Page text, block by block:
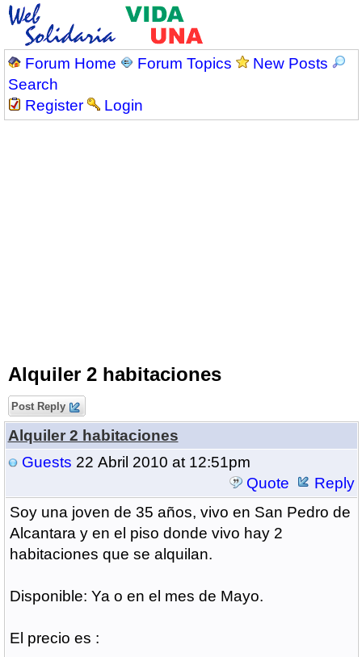
Forum Home Forum Topics
New Posts
Search
Register
Login
Alquiler 2 habitaciones
Post Reply
Alquiler 2 habitaciones
Guests 22 Abril 2010 at 12:51pm
Quote
Reply
Soy una joven de 35 años, vivo en San Pedro de
Alcantara y en el piso donde vivo hay 2
habitaciones que se alquilan.
Disponible: Ya o en el mes de Mayo.
El precio es :